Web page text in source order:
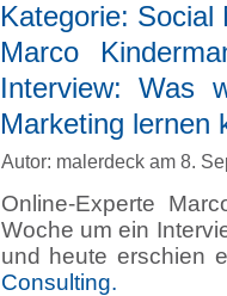
Kategorie: Social
Marco
Interview: Was
Marketing lernen
Autor: malerdeck am 8.
Online-Experte
Woche um ein
und heute erschien
Consulting.